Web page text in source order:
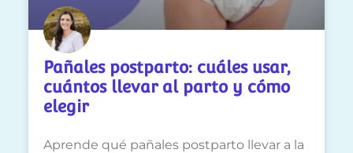
Pañales postparto: cuáles usar,
cuántos llevar al parto y cómo
elegir
Aprende qué pañales postparto llevar a la